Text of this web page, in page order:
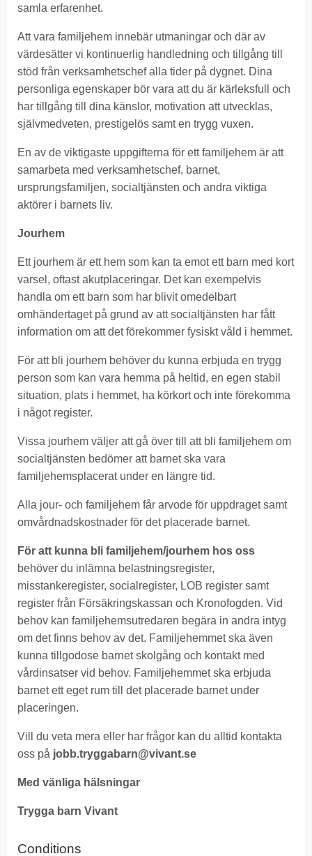
samla erfarenhet.
Att vara familjehem innebär utmaningar och där av
värdesätter vi kontinuerlig handledning och tillgång till
stöd från verksamhetschef alla tider på dygnet. Dina
personliga egenskaper bör vara att du är kärleksfull och
har tillgång till dina känslor, motivation att utvecklas,
självmedveten, prestigelös samt en trygg vuxen.
En av de viktigaste uppgifterna för ett familjehem är att
samarbeta med verksamhetschef, barnet,
ursprungsfamiljen, socialtjänsten och andra viktiga
aktörer i barnets liv.
Jourhem
Ett jourhem är ett hem som kan ta emot ett barn med kort
varsel, oftast akutplaceringar. Det kan exempelvis
handla om ett barn som har blivit omedelbart
omhändertaget på grund av att socialtjänsten har fått
information om att det förekommer fysiskt våld i hemmet.
För att bli jourhem behöver du kunna erbjuda en trygg
person som kan vara hemma på heltid, en egen stabil
situation, plats i hemmet, ha körkort och inte förekomma
i något register.
Vissa jourhem väljer att gå över till att bli familjehem om
socialtjänsten bedömer att barnet ska vara
familjehemsplacerat under en längre tid.
Alla jour- och familjehem får arvode för uppdraget samt
omvårdnadskostnader för det placerade barnet.
För att kunna bli familjehem/jourhem hos oss
behöver du inlämna belastningsregister,
misstankeregister, socialregister, LOB register samt
register från Försäkringskassan och Kronofogden. Vid
behov kan familjehemsutredaren begära in andra intyg
om det finns behov av det. Familjehemmet ska även
kunna tillgodose barnet skolgång och kontakt med
vårdinsatser vid behov. Familjehemmet ska erbjuda
barnet ett eget rum till det placerade barnet under
placeringen.
Vill du veta mera eller har frågor kan du alltid kontakta
oss på jobb.tryggabarn@vivant.se
Med vänliga hälsningar
Trygga barn Vivant
Conditions